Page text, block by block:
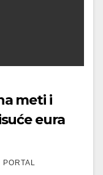
meti i
eura